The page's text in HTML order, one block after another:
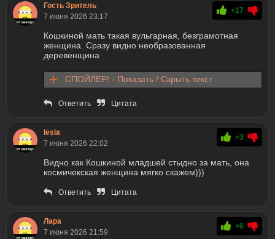
Гость Зритель
7 июня 2026 23:17
+17
Кошкиной мать такая вульгарная, безграмотная
женщина. Сразу видно необразованная
деревенщина
СПОЙЛЕР! - Показать / Скрыть текст
Ответить Цитата
lesia
7 июня 2026 22:02
+3
Видно как Кошкиной младшей стыдно за мать, она
космичекская женщина мягко скажем)))
Ответить Цитата
Лара
7 июня 2026 21:59
+6